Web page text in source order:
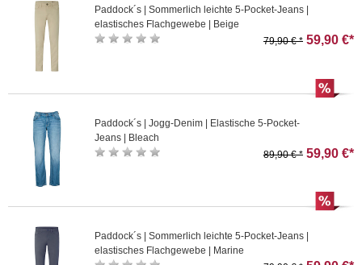
Paddock´s | Sommerlich leichte 5-Pocket-Jeans |
elastisches Flachgewebe | Beige
79,90 € * 59,90 €*
Paddock´s | Jogg-Denim | Elastische 5-Pocket-
Jeans | Bleach
89,90 € * 59,90 €*
Paddock´s | Sommerlich leichte 5-Pocket-Jeans |
elastisches Flachgewebe | Marine